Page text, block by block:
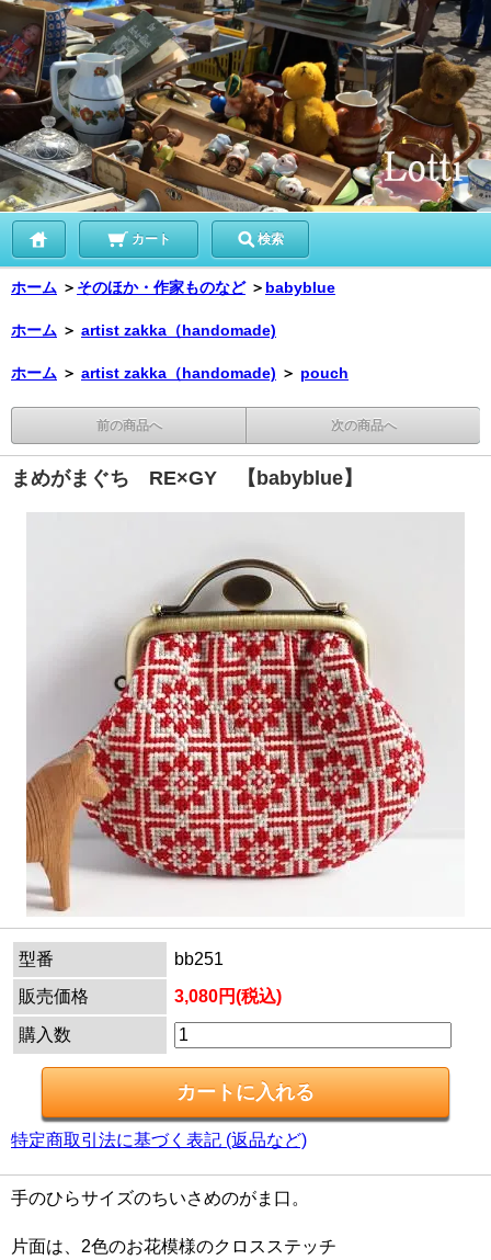
カート 検索
ホーム ＞ そのほか・作家ものなど ＞ babyblue
ホーム ＞ artist zakka（handomade)
ホーム ＞ artist zakka（handomade) ＞ pouch
前の商品へ 次の商品へ
まめがまぐち RE×GY 【babyblue】
型番
bb251
販売価格
3,080円(税込)
購入数
特定商取引法に基づく表記 (返品など)
手のひらサイズのちいさめのがま口。
片面は、2色のお花模様のクロスステッチ